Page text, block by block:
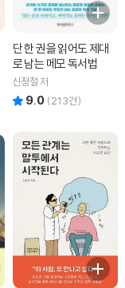
단 한 권을 읽어도 제대
로 남는 메모 독서법
신정철 저
9.0 (213건)